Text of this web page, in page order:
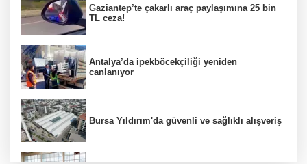
Gaziantep’te çakarlı araç paylaşımına 25 bin
TL ceza!
Antalya’da ipekböcekçiliği yeniden
canlanıyor
Bursa Yıldırım'da güvenli ve sağlıklı alışveriş